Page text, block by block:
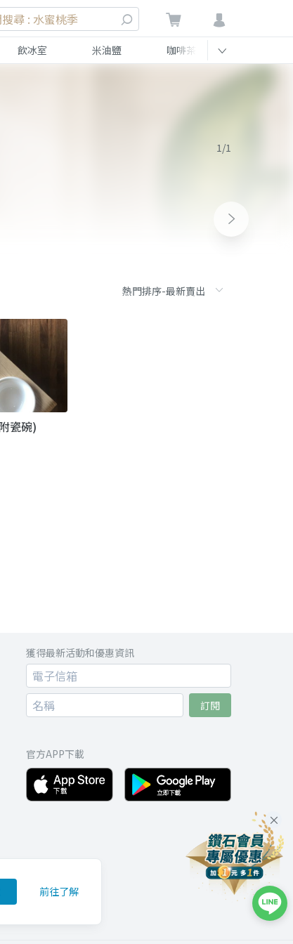
尋 : 水蜜桃季
飲冰室 米油鹽 咖啡茶
1/1
瓷碗)
獲得最新活動和優惠資訊
訂閱
官方APP下載
前往了解